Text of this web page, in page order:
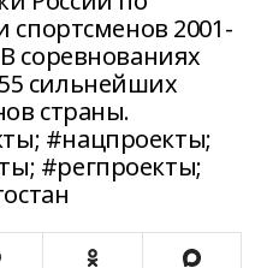
спортсменов 2001-
соревнованиях
сильнейших
страны.
#нацпроекты;
#регпроекты;